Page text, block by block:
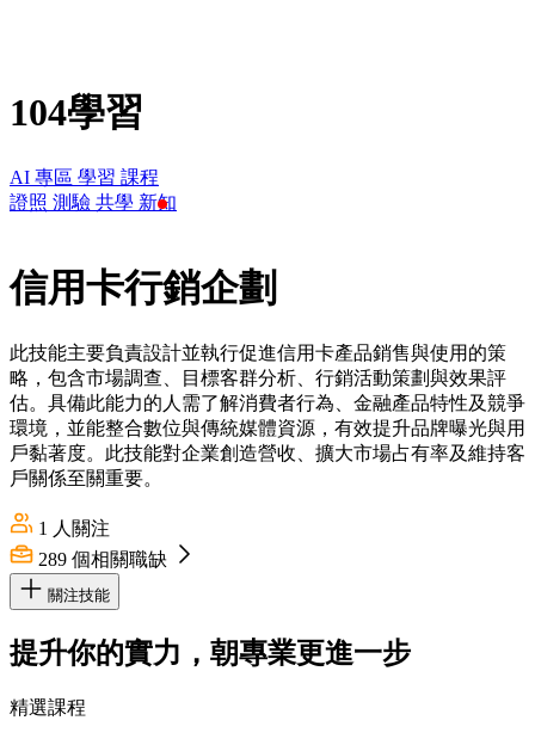
104學習
AI 專區 學習 課程
證照 測驗 共學 新知
信用卡行銷企劃
此技能主要負責設計並執行促進信用卡產品銷售與使用的策
略，包含市場調查、目標客群分析、行銷活動策劃與效果評
估。具備此能力的人需了解消費者行為、金融產品特性及競爭
環境，並能整合數位與傳統媒體資源，有效提升品牌曝光與用
戶黏著度。此技能對企業創造營收、擴大市場占有率及維持客
戶關係至關重要。
1 人關注
289 個相關職缺
關注技能
提升你的實力，朝專業更進一步
精選課程